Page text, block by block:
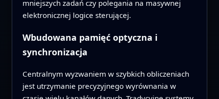
mniejszych zadań czy polegania na masywnej
elektronicznej logice sterującej.
Wbudowana pamięć optyczna i
synchronizacja
Centralnym wyzwaniem w szybkich obliczeniach
jest utrzymanie precyzyjnego wyrównania w